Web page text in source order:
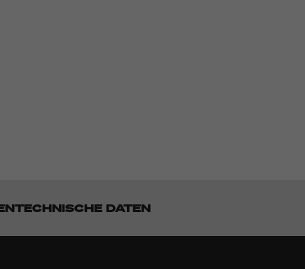
TECHNISCHE DATEN